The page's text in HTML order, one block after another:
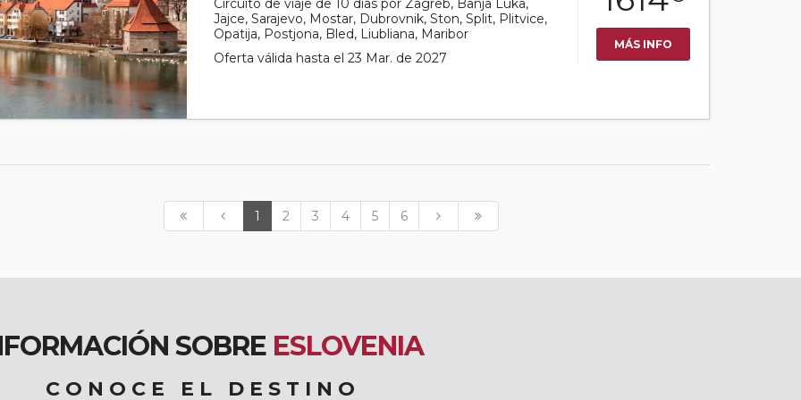
Circuito de viaje de 10 días por Zagreb, Banja Luka,
Jajce, Sarajevo, Mostar, Dubrovnik, Ston, Split, Plitvice,
Opatija, Postjona, Bled, Liubliana, Maribor
Oferta válida hasta el 23 Mar. de 2027
MÁS INFO
1 2 3 4 5 6
SOBRE ESLOVENIA
C O N O C E E L D E S T I N O